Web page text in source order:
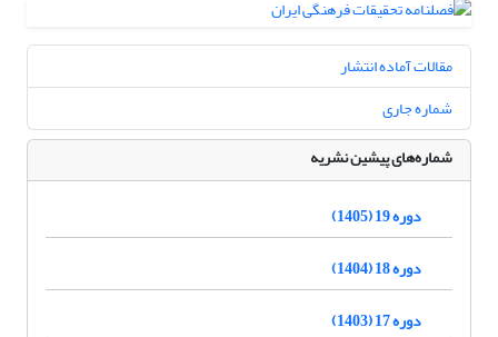
مقالات آماده انتشار
شماره جاری
شماره‌های پیشین نشریه
دوره 19 (1405)
دوره 18 (1404)
دوره 17 (1403)